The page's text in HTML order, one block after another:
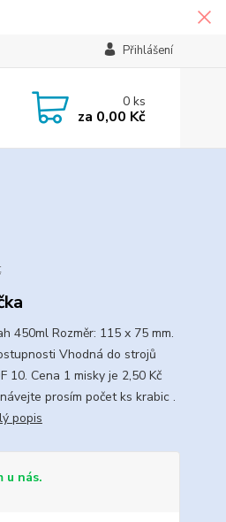
Přihlášení
0ks
za 0,00 Kč
Rozměr: 115 x 75 mm.
Vhodná do strojů
10. Cena 1 misky je 2,50 Kč
prosím počet ks krabic .
popis
u nás.